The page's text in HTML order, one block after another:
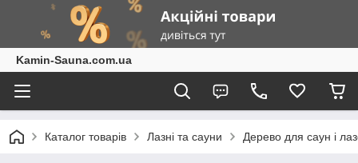
Kamin-Sauna.com.ua
Каталог товарів Лазні та сауни Дерево для саун і